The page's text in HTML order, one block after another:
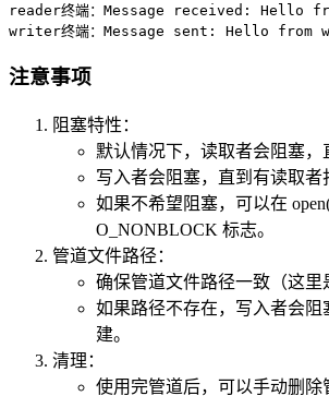
reader终端：Message received: Hello
注意事项
阻塞特性：
默认情况下，读取者会阻塞，
写入者会阻塞，直到有读取者
如果不希望阻塞，可以在
O_NONBLOCK 标志。
管道文件路径：
确保管道文件路径一致（这里
如果路径不存在，写入者会阻
建。
清理：
使用完管道后，可以手动删除